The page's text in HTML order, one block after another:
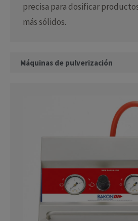
precisa para dosificar
más sólidos.
Máquinas de pulverización